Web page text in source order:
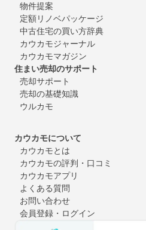
物件提案
定額リノベパッケージ
中古住宅の買い方辞典
カウカモジャーナル
カウカモマガジン
住まい売却のサポート
売却サポート
売却の基礎知識
ウルカモ
カウカモについて
カウカモとは
カウカモの評判・口コミ
カウカモアプリ
よくある質問
お問い合わせ
会員登録・ログイン